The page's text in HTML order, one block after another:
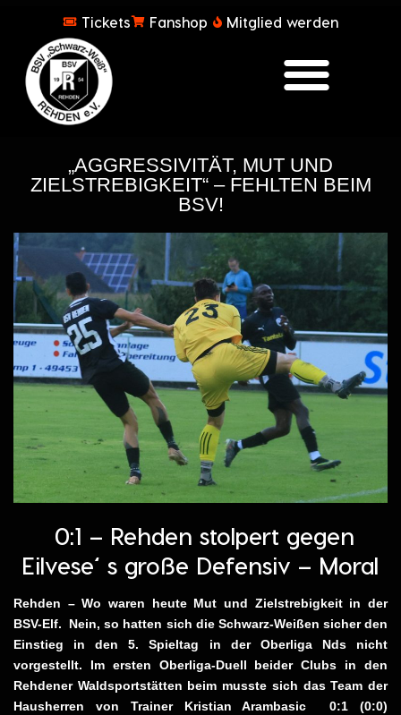
Tickets Fanshop Mitglied werden
„AGGRESSIVITÄT, MUT UND
ZIELSTREBIGKEIT“ – FEHLTEN BEIM
BSV!
0:1 – Rehden stolpert gegen
Eilvese‘ s große Defensiv – Moral
Rehden – Wo waren heute Mut und Zielstrebigkeit in der
BSV-Elf. Nein, so hatten sich die Schwarz-Weißen sicher den
Einstieg in den 5. Spieltag in der Oberliga Nds nicht
vorgestellt. Im ersten Oberliga-Duell beider Clubs in den
Rehdener Waldsportstätten beim musste sich das Team der
Hausherren von Trainer Kristian Arambasic 0:1 (0:0)